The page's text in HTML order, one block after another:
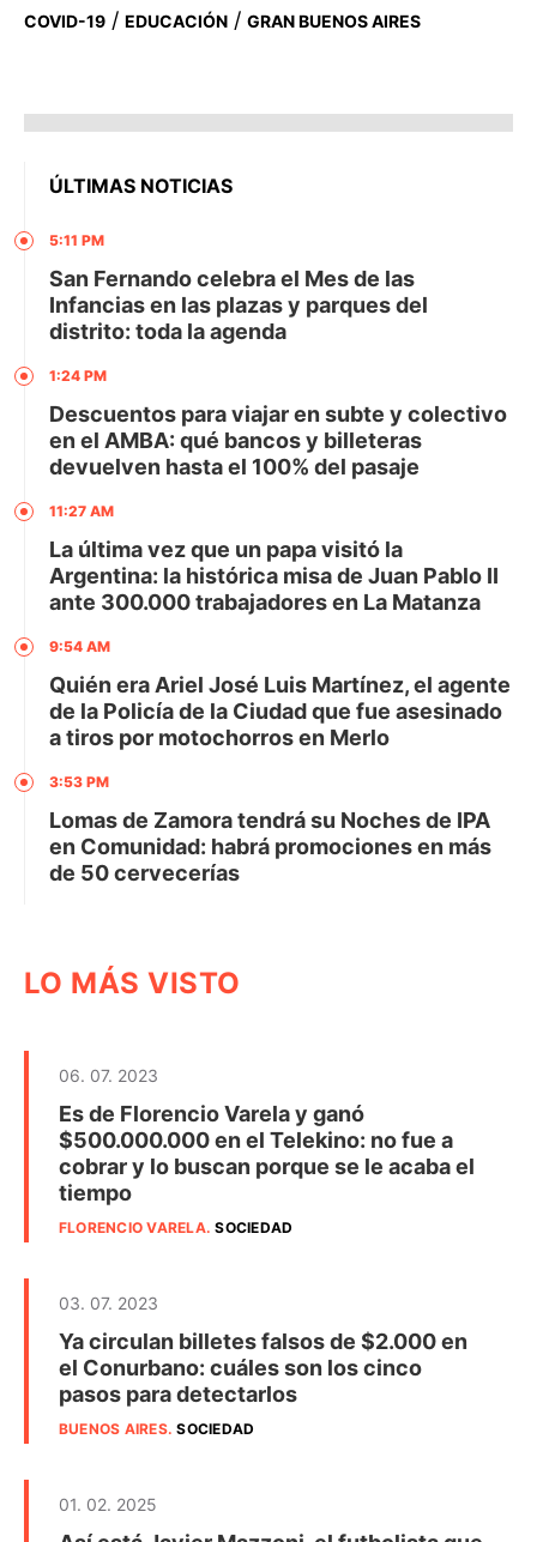
COVID-19 / EDUCACIÓN / GRAN BUENOS AIRES
ÚLTIMAS NOTICIAS
5:11 PM
San Fernando celebra el Mes de las
Infancias en las plazas y parques del
distrito: toda la agenda
1:24 PM
Descuentos para viajar en subte y colectivo
en el AMBA: qué bancos y billeteras
devuelven hasta el 100% del pasaje
11:27 AM
La última vez que un papa visitó la
Argentina: la histórica misa de Juan Pablo II
ante 300.000 trabajadores en La Matanza
9:54 AM
Quién era Ariel José Luis Martínez, el agente
de la Policía de la Ciudad que fue asesinado
a tiros por motochorros en Merlo
3:53 PM
Lomas de Zamora tendrá su Noches de IPA
en Comunidad: habrá promociones en más
de 50 cervecerías
LO MÁS VISTO
06. 07. 2023
Es de Florencio Varela y ganó
$500.000.000 en el Telekino: no fue a
cobrar y lo buscan porque se le acaba el
tiempo
FLORENCIO VARELA.SOCIEDAD
03. 07. 2023
Ya circulan billetes falsos de $2.000 en
el Conurbano: cuáles son los cinco
pasos para detectarlos
BUENOS AIRES.SOCIEDAD
01. 02. 2025